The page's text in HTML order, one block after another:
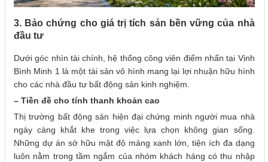
3. Bảo chứng cho giá trị tích sản bền vững của nhà
đầu tư
Dưới góc nhìn tài chính, hệ thống công viên điểm nhấn tại Vịnh
Bình Minh 1 là một tài sản vô hình mang lại lợi nhuận hữu hình
cho các nhà đầu tư bất động sản kinh nghiệm.
– Tiền đề cho tính thanh khoản cao
Thị trường bất động sản hiện đại chứng minh người mua nhà
ngày càng khắt khe trong việc lựa chọn không gian sống.
Những dự án sở hữu mật độ mảng xanh lớn, tiện ích đa dạng
luôn nằm trong tầm ngắm của nhóm khách hàng có thu nhập